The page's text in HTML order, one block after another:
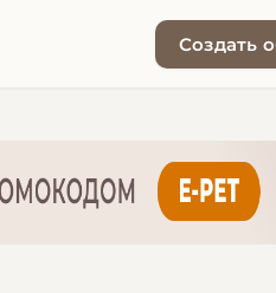
Создать